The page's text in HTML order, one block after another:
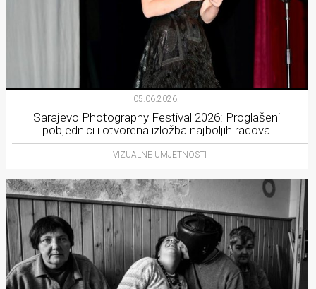
05.06.2026.
Sarajevo Photography Festival 2026: Proglašeni
pobjednici i otvorena izložba najboljih radova
VIZUALNE UMJETNOSTI